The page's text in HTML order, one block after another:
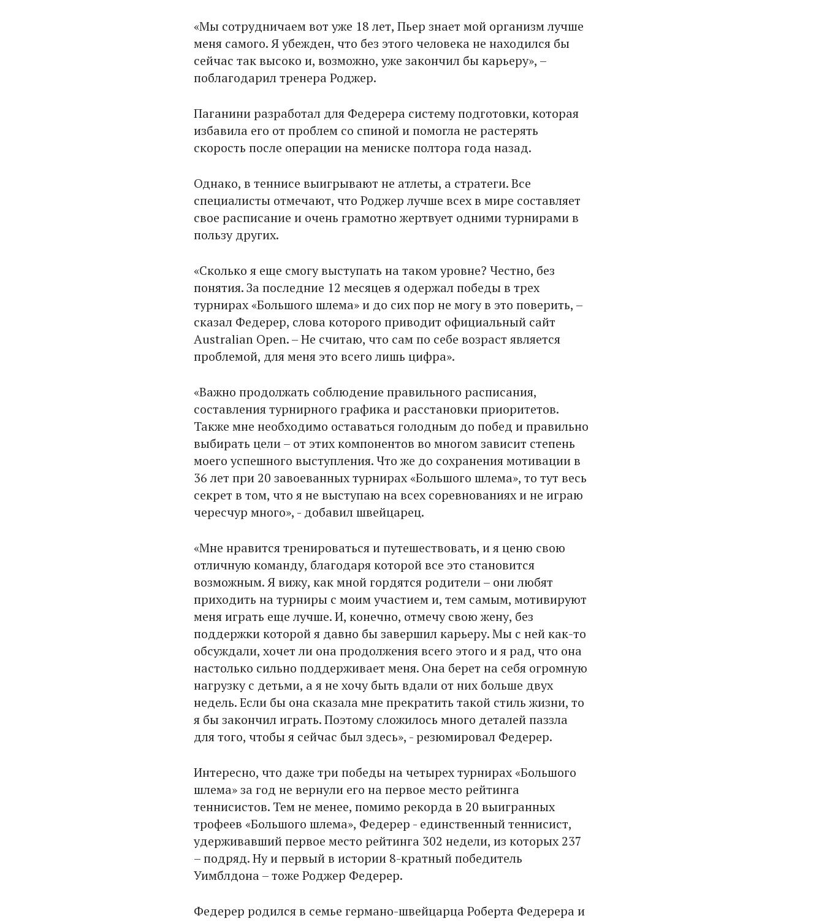
«Мы сотрудничаем вот уже 18 лет, Пьер знает мой организм лучше
меня самого. Я убежден, что без этого человека не находился бы
сейчас так высоко и, возможно, уже закончил бы карьеру», –
поблагодарил тренера Роджер.
Паганини разработал для Федерера систему подготовки, которая
избавила его от проблем со спиной и помогла не растерять
скорость после операции на мениске полтора года назад.
Однако, в теннисе выигрывают не атлеты, а стратеги. Все
специалисты отмечают, что Роджер лучше всех в мире составляет
свое расписание и очень грамотно жертвует одними турнирами в
пользу других.
«Сколько я еще смогу выступать на таком уровне? Честно, без
понятия. За последние 12 месяцев я одержал победы в трех
турнирах «Большого шлема» и до сих пор не могу в это поверить, –
сказал Федерер, слова которого приводит официальный сайт
Australian Open. – Не считаю, что сам по себе возраст является
проблемой, для меня это всего лишь цифра».
«Важно продолжать соблюдение правильного расписания,
составления турнирного графика и расстановки приоритетов.
Также мне необходимо оставаться голодным до побед и правильно
выбирать цели – от этих компонентов во многом зависит степень
моего успешного выступления. Что же до сохранения мотивации в
36 лет при 20 завоеванных турнирах «Большого шлема», то тут весь
секрет в том, что я не выступаю на всех соревнованиях и не играю
чересчур много», - добавил швейцарец.
«Мне нравится тренироваться и путешествовать, и я ценю свою
отличную команду, благодаря которой все это становится
возможным. Я вижу, как мной гордятся родители – они любят
приходить на турниры с моим участием и, тем самым, мотивируют
меня играть еще лучше. И, конечно, отмечу свою жену, без
поддержки которой я давно бы завершил карьеру. Мы с ней как-то
обсуждали, хочет ли она продолжения всего этого и я рад, что она
настолько сильно поддерживает меня. Она берет на себя огромную
нагрузку с детьми, а я не хочу быть вдали от них больше двух
недель. Если бы она сказала мне прекратить такой стиль жизни, то
я бы закончил играть. Поэтому сложилось много деталей паззла
для того, чтобы я сейчас был здесь», - резюмировал Федерер.
Интересно, что даже три победы на четырех турнирах «Большого
шлема» за год не вернули его на первое место рейтинга
теннисистов. Тем не менее, помимо рекорда в 20 выигранных
трофеев «Большого шлема», Федерер - единственный теннисист,
удерживавший первое место рейтинга 302 недели, из которых 237
– подряд. Ну и первый в истории 8-кратный победитель
Уимблдона – тоже Роджер Федерер.
Федерер родился в семье германо-швейцарца Роберта Федерера и